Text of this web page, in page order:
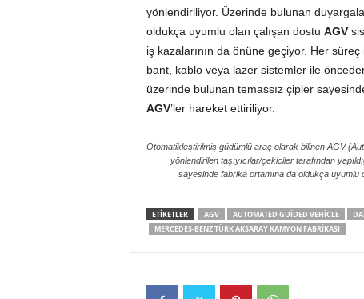
yönlendiriliyor. Üzerinde bulunan
oldukça uyumlu olan çalışan dostu AGV
iş kazalarının da önüne geçiyor. Her
bant, kablo veya lazer sistemler ile
üzerinde bulunan temassız çipler
AGV’ler hareket ettiriliyor.
Otomatikleştirilmiş güdümlü araç olarak bilinen AGV
yönlendirilen taşıyıcılar/çekiciler tarafından
sayesinde fabrika ortamına da oldukça uyumlu
ETIKETLER AGV AUTOMATED GUIDED VEHICLE
MERCEDES-BENZ TÜRK AKSARAY KAMYON FABRIKASI